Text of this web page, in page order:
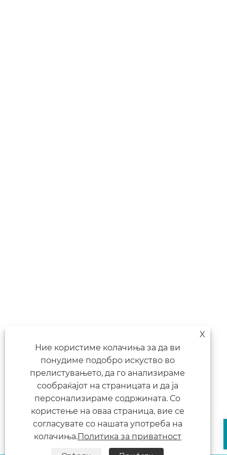
X
Ние користиме колачиња за да ви
понудиме подобро искуство во
прелистувањето, да го анализираме
сообраќајот на страницата и да ја
персонализираме содржината. Со
користење на оваа страница, вие се
согласувате со нашата употреба на
колачиња.Политика за приватност